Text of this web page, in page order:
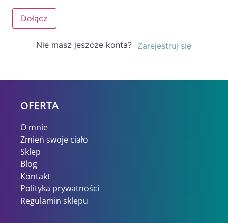
Dołącz
Nie masz jeszcze konta? Zarejestruj się
OFERTA
O mnie
Zmień swoje ciało
Sklep
Blog
Kontakt
Polityka prywatności
Regulamin sklepu